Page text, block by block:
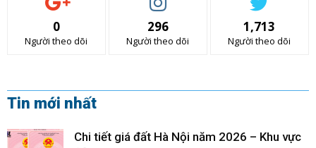
0
Người theo dõi
296
Người theo dõi
1,713
Người theo dõi
Tin mới nhất
Chi tiết giá đất Hà Nội năm 2026 – Khu vực